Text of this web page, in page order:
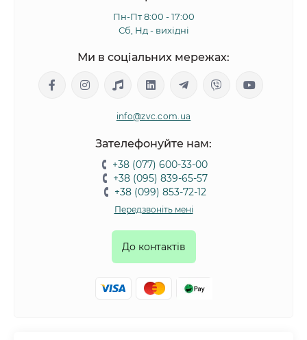
Пн-Пт 8:00 - 17:00
Сб, Нд - вихідні
Ми в соціальних мережах:
info@zvc.com.ua
Зателефонуйте нам:
+38 (077) 600-33-00
+38 (095) 839-65-57
+38 (099) 853-72-12
Передзвоніть мені
До контактів